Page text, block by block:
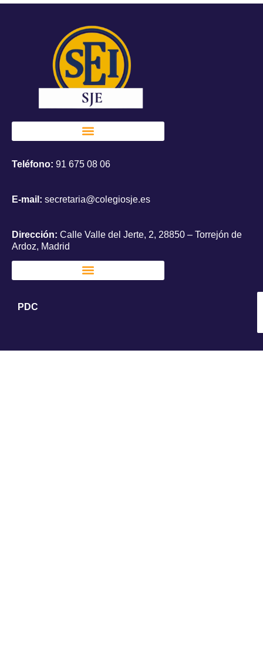
Teléfono: 91 675 08 06
E-mail: secretaria@colegiosje.es
Dirección: Calle Valle del Jerte, 2, 28850 – Torrejón de
Ardoz, Madrid
PDC